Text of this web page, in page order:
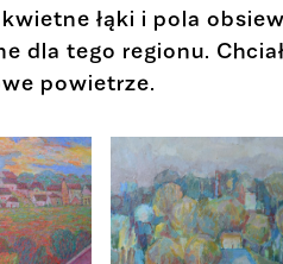
łąki i pola
dla tego regionu.
powietrze.